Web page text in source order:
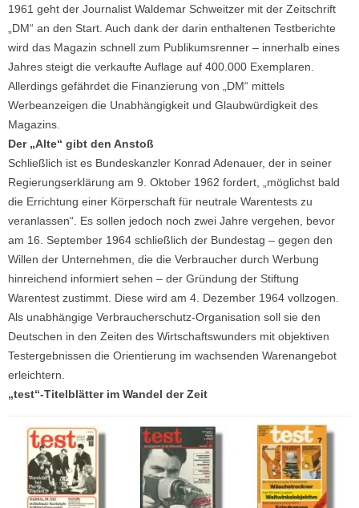
1961 geht der Journalist Waldemar Schweitzer mit der Zeitschrift
„DM“ an den Start. Auch dank der darin enthaltenen Testberichte
wird das Magazin schnell zum Publikumsrenner – innerhalb eines
Jahres steigt die verkaufte Auflage auf 400.000 Exemplaren.
Allerdings gefährdet die Finanzierung von „DM“ mittels
Werbeanzeigen die Unabhängigkeit und Glaubwürdigkeit des
Magazins.
Der „Alte“ gibt den Anstoß
Schließlich ist es Bundeskanzler Konrad Adenauer, der in seiner
Regierungserklärung am 9. Oktober 1962 fordert, „möglichst bald
die Errichtung einer Körperschaft für neutrale Warentests zu
veranlassen“. Es sollen jedoch noch zwei Jahre vergehen, bevor
am 16. September 1964 schließlich der Bundestag – gegen den
Willen der Unternehmen, die die Verbraucher durch Werbung
hinreichend informiert sehen – der Gründung der Stiftung
Warentest zustimmt. Diese wird am 4. Dezember 1964 vollzogen.
Als unabhängige Verbraucherschutz-Organisation soll sie den
Deutschen in den Zeiten des Wirtschaftswunders mit objektiven
Testergebnissen die Orientierung im wachsenden Warenangebot
erleichtern.
„test“-Titelblätter im Wandel der Zeit